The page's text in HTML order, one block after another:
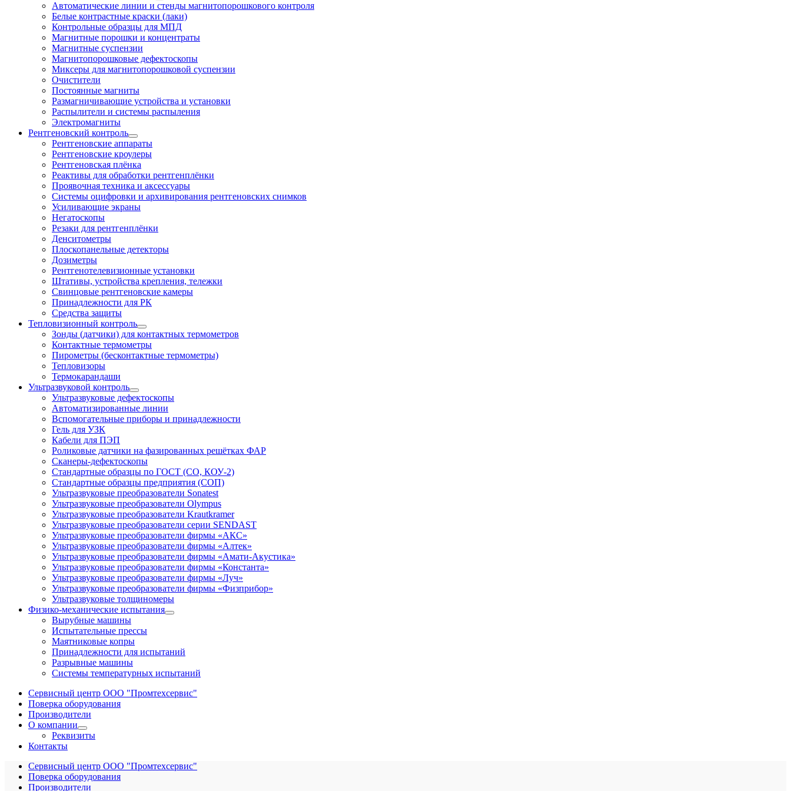
Автоматические линии и стенды магнитопорошкового контроля
Белые контрастные краски (лаки)
Контрольные образцы для МПД
Магнитные порошки и концентраты
Магнитные суспензии
Магнитопорошковые дефектоскопы
Миксеры для магнитопорошковой суспензии
Очистители
Постоянные магниты
Размагничивающие устройства и установки
Распылители и системы распыления
Электромагниты
Рентгеновский контроль
Рентгеновские аппараты
Рентгеновские кроулеры
Рентгеновская плёнка
Реактивы для обработки рентгенплёнки
Проявочная техника и аксессуары
Системы оцифровки и архивирования рентгеновских снимков
Усиливающие экраны
Негатоскопы
Резаки для рентгенплёнки
Денситометры
Плоскопанельные детекторы
Дозиметры
Рентгенотелевизионные установки
Штативы, устройства крепления, тележки
Свинцовые рентгеновские камеры
Принадлежности для РК
Средства защиты
Тепловизионный контроль
Зонды (датчики) для контактных термометров
Контактные термометры
Пирометры (бесконтактные термометры)
Тепловизоры
Термокарандаши
Ультразвуковой контроль
Ультразвуковые дефектоскопы
Автоматизированные линии
Вспомогательные приборы и принадлежности
Гель для УЗК
Кабели для ПЭП
Роликовые датчики на фазированных решётках ФАР
Сканеры-дефектоскопы
Стандартные образцы по ГОСТ (СО, КОУ-2)
Стандартные образцы предприятия (СОП)
Ультразвуковые преобразователи Sonatest
Ультразвуковые преобразователи Olympus
Ультразвуковые преобразователи Krautkramer
Ультразвуковые преобразователи серии SENDAST
Ультразвуковые преобразователи фирмы «АКС»
Ультразвуковые преобразователи фирмы «Алтек»
Ультразвуковые преобразователи фирмы «Амати-Акустика»
Ультразвуковые преобразователи фирмы «Константа»
Ультразвуковые преобразователи фирмы «Луч»
Ультразвуковые преобразователи фирмы «Физприбор»
Ультразвуковые толщиномеры
Физико-механические испытания
Вырубные машины
Испытательные прессы
Маятниковые копры
Принадлежности для испытаний
Разрывные машины
Системы температурных испытаний
Сервисный центр ООО "Промтехсервис"
Поверка оборудования
Производители
О компании
Реквизиты
Контакты
Сервисный центр ООО "Промтехсервис"
Поверка оборудования
Производители